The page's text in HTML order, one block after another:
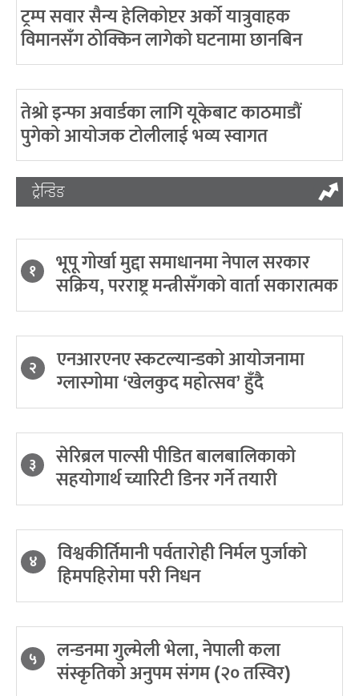
ट्रम्प सवार सैन्य हेलिकोप्टर अर्को यात्रुवाहक
विमानसँग ठोक्किन लागेको घटनामा छानबिन
तेश्रो इन्फा अवार्डका लागि यूकेबाट काठमाडौं
पुगेको आयोजक टोलीलाई भव्य स्वागत
ट्रेन्डिङ
१ भूपू गोर्खा मुद्दा समाधानमा नेपाल सरकार
सक्रिय, परराष्ट्र मन्त्रीसँगको वार्ता सकारात्मक
२ एनआरएनए स्कटल्यान्डको आयोजनामा
ग्लास्गोमा ‘खेलकुद महोत्सव’ हुँदै
३ सेरिब्रल पाल्सी पीडित बालबालिकाको
सहयोगार्थ च्यारिटी डिनर गर्ने तयारी
४ विश्वकीर्तिमानी पर्वतारोही निर्मल पुर्जाको
हिमपहिरोमा परी निधन
५ लन्डनमा गुल्मेली भेला, नेपाली कला
संस्कृतिको अनुपम संगम (२० तस्विर)